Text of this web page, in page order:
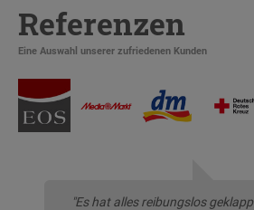
Referenzen
Eine Auswahl unserer zufriedenen Kunden
"Es hat alles reibungslos